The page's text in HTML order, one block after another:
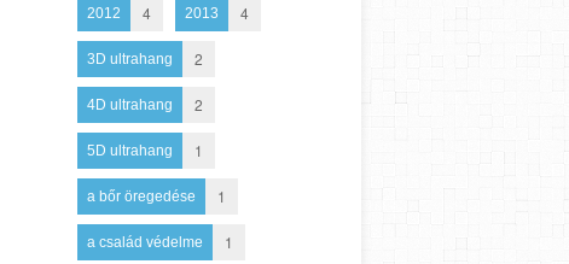
2012 4 2013 4
3D ultrahang 2
4D ultrahang 2
5D ultrahang 1
a bőr öregedése 1
a család védelme 1